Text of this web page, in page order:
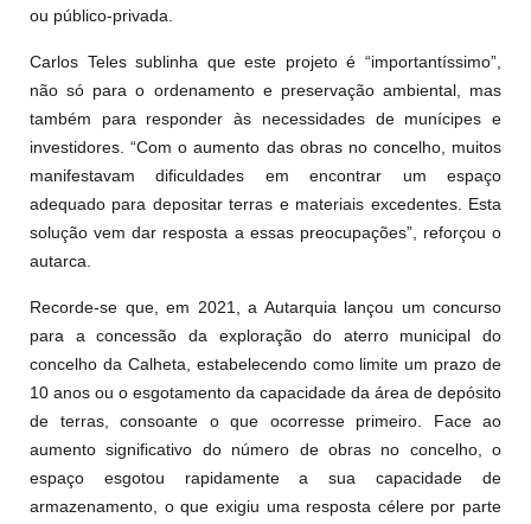
ou público-privada.
Carlos Teles sublinha que este projeto é “importantíssimo”,
não só para o ordenamento e preservação ambiental, mas
também para responder às necessidades de munícipes e
investidores. “Com o aumento das obras no concelho, muitos
manifestavam dificuldades em encontrar um espaço
adequado para depositar terras e materiais excedentes. Esta
solução vem dar resposta a essas preocupações”, reforçou o
autarca.
Recorde-se que, em 2021, a Autarquia lançou um concurso
para a concessão da exploração do aterro municipal do
concelho da Calheta, estabelecendo como limite um prazo de
10 anos ou o esgotamento da capacidade da área de depósito
de terras, consoante o que ocorresse primeiro. Face ao
aumento significativo do número de obras no concelho, o
espaço esgotou rapidamente a sua capacidade de
armazenamento, o que exigiu uma resposta célere por parte